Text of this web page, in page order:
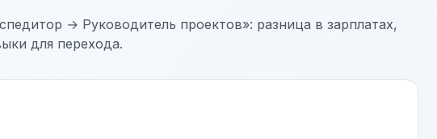
→ Руководитель проектов»: разница в зарплатах,
для перехода.